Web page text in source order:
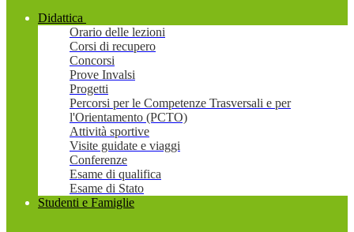
Didattica
Orario delle lezioni
Corsi di recupero
Concorsi
Prove Invalsi
Progetti
Percorsi per le Competenze Trasversali e per
l'Orientamento (PCTO)
Attività sportive
Visite guidate e viaggi
Conferenze
Esame di qualifica
Esame di Stato
Studenti e Famiglie